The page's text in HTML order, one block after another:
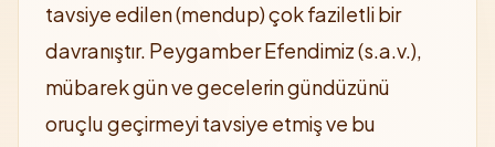
tavsiye edilen (mendup) çok faziletli bir
davranıştır. Peygamber Efendimiz (s.a.v.),
mübarek gün ve gecelerin gündüzünü
oruçlu geçirmeyi tavsiye etmiş ve bu